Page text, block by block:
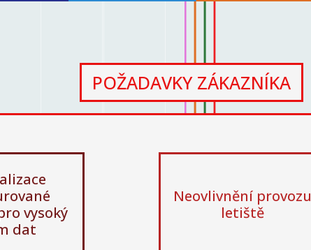
POŽADAVKY ZÁKAZNÍKA
vysoký
dat
Neovlivnění provozu
letiště